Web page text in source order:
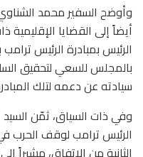
وأوضح السفير محمد
أيضاً إلى القضايا
الرئيس بمبادرة الرئيس
بالمجلس للسعي لتحقيق
سيادته عن دعمه لتلك
وفي ذات السياق، ثمّن السيد
الرئيس ترامب لوقف الحرب
الثانية من الاتفاق، مشيراً